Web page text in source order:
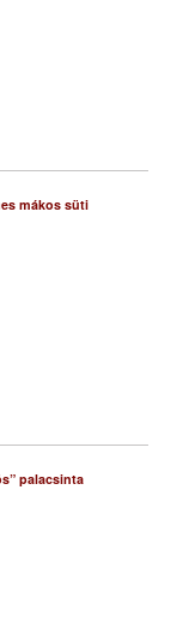
mákos süti
palacsinta